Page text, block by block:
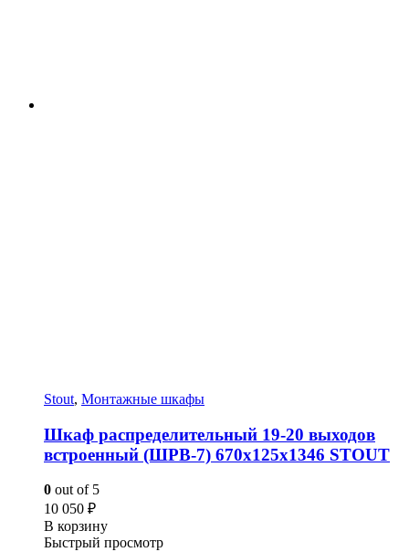
Stout, Монтажные шкафы
Шкаф распределительный 19-20 выходов
встроенный (ШРВ-7) 670х125х1346 STOUT
0 out of 5
10 050 ₽
В корзину
Быстрый просмотр